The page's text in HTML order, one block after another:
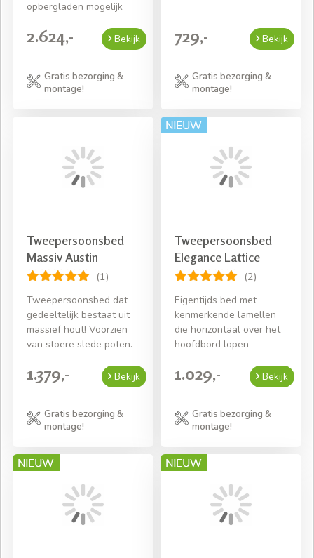
opbergladen mogelijk
2.624,- Bekijk
Gratis bezorging &
montage!
729,- Bekijk
Gratis bezorging &
montage!
Tweepersoonsbed
Massiv Austin
(1)
Tweepersoonsbed dat
gedeeltelijk bestaat uit
massief hout! Voorzien
van stoere slede poten.
1.379,- Bekijk
Gratis bezorging &
montage!
Tweepersoonsbed
Elegance Lattice
(2)
Eigentijds bed met
kenmerkende lamellen
die horizontaal over het
hoofdbord lopen
1.029,- Bekijk
Gratis bezorging &
montage!